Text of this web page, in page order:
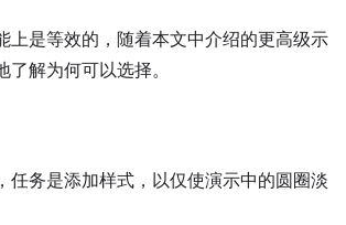
上是等效的，随着本文中介绍的更高级示
解为何可以选择。
任务是添加样式，以仅使演示中的圆圈淡